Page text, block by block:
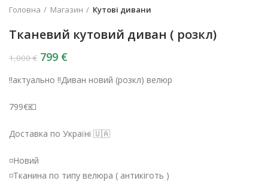
Головна Магазин Кутові дивани
Тканевий кутовий диван ( розкл)
1,000€ 799 €
‼️актуально ‼️Диван новий (розкл) велюр
799€💶
Доставка по Україні 🇺🇦
◽️Новий
◽️Тканина по типу велюра ( антикіготь )